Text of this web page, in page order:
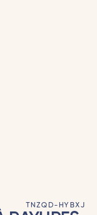
TNZQD-HYBXJ